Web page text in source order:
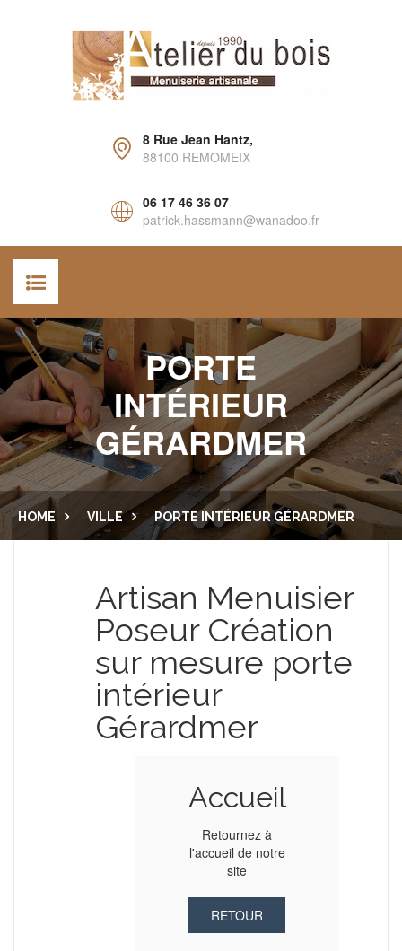
8 Rue Jean Hantz,
88100 REMOMEIX
06 17 46 36 07
patrick.hassmann@wanadoo.fr
ACCUEIL
AGENCEMENT INTÉRIEUR
CUISINE ET SALLE DE BAIN
PORTES
DRESSING
LAMBRIS
MENUISERIE EXTÉRIEURE
BALCON
NOUS CONTACTER
PORTE
INTÉRIEUR
GÉRARDMER
HOME VILLE PORTE INTÉRIEUR GÉRARDMER
Artisan Menuisier
Poseur Création
sur mesure porte
intérieur
Gérardmer
Accueil
Retournez à
l'accueil de notre
site
RETOUR